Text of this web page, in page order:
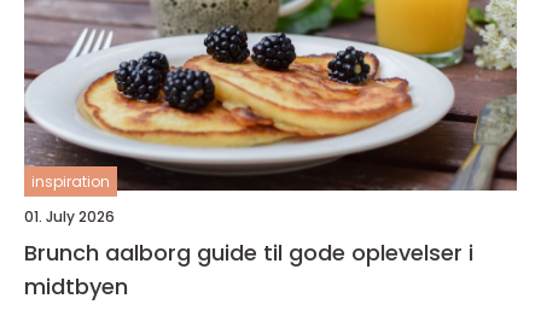
inspiration
01. July 2026
Brunch aalborg guide til gode oplevelser i
midtbyen